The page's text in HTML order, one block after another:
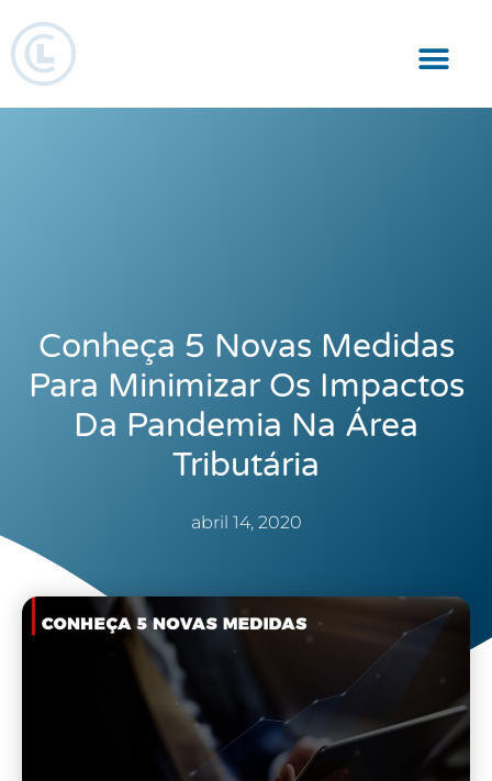
Conheça 5 Novas Medidas
Para Minimizar Os Impactos
Da Pandemia Na Área
Tributária
abril 14, 2020